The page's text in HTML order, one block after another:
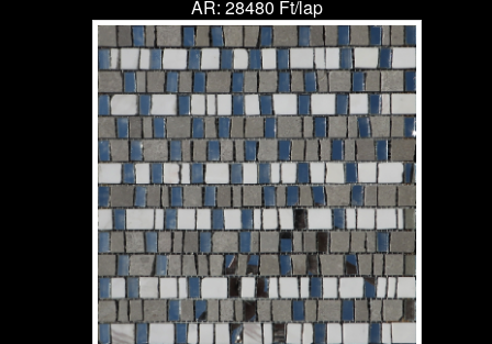
ÁR: 28480 Ft/lap